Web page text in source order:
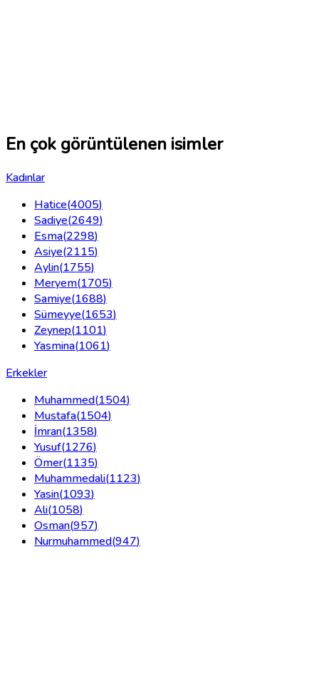
En çok görüntülenen isimler
Kadınlar
Hatice(4005)
Sadiye(2649)
Esma(2298)
Asiye(2115)
Aylin(1755)
Meryem(1705)
Samiye(1688)
Sümeyye(1653)
Zeynep(1101)
Yasmina(1061)
Erkekler
Muhammed(1504)
Mustafa(1504)
İmran(1358)
Yusuf(1276)
Ömer(1135)
Muhammedali(1123)
Yasin(1093)
Ali(1058)
Osman(957)
Nurmuhammed(947)